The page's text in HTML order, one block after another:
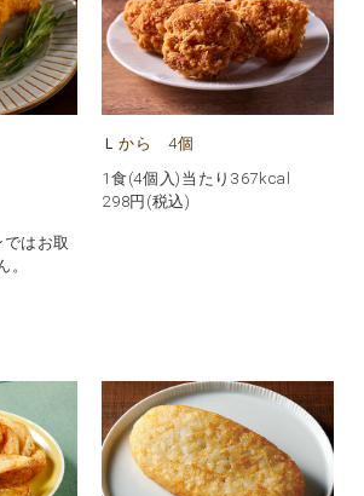
はお取
。
Ｌから 4個
1食(4個入)当たり367kcal
298円(税込)